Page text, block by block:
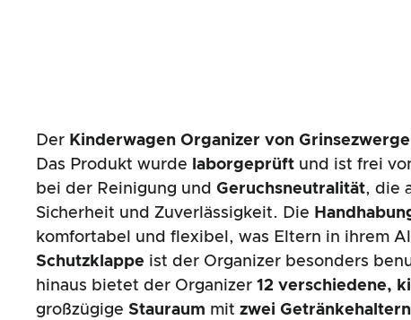
Der Kinderwagen Organizer von Grinsezwerge
Das Produkt wurde
laborgeprüft und ist frei
bei der Reinigung und Geruchsneutralität, die
Sicherheit und Zuverlässigkeit. Die
komfortabel und flexibel, was Eltern in ihrem
Schutzklappe ist der Organizer besonders
hinaus bietet der Organizer 12 verschiedene,
großzügige Stauraum mit zwei Getränkehaltern